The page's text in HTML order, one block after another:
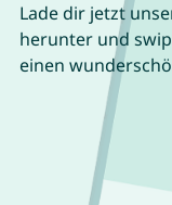
Lade dir jetzt
herunter und
einen